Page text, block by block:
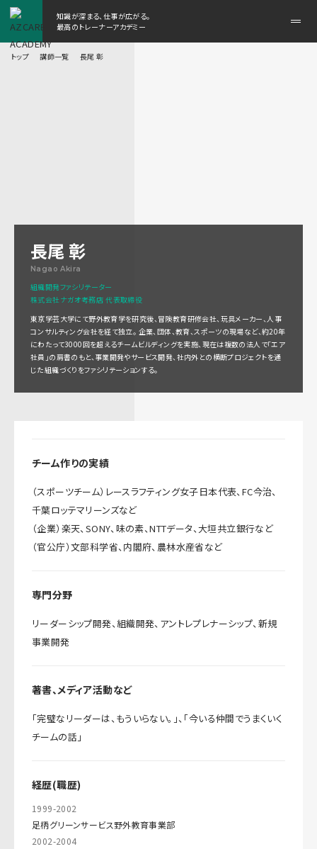
知識が深まる、仕事が広がる。
最高のトレーナーアカデミー
ニ
トップ 講師一覧 長尾 彰
長尾 彰
Nagao Akira
組織開発ファシリテーター
株式会社ナガオ考務店 代表取締役
東京学芸大学にて野外教育学を研究後、冒険教育研修会社、玩具メーカー、人事
コンサルティング会社を経て独立。 企業、団体、教育、スポーツの現場など、約20年
にわたって3000回を超えるチームビルディングを実施、現在は複数の法人で「エア
社員」の肩書のもと、事業開発やサービス開発、社内外との横断プロジェクトを通
じた組織づくりをファシリテーションする。
チーム作りの実績
（スポーツチーム）レースラフティング女子日本代表、FC今治、
千葉ロッテマリーンズなど
（企業）楽天、SONY、味の素、NTTデータ、大垣共立銀行など
（官公庁）文部科学省、内閣府、農林水産省など
専門分野
リーダーシップ開発、組織開発、アントレプレナーシップ、新規
事業開発
著書、メディア活動など
「完璧なリーダーは、もういらない。」、「今いる仲間でうまくいく
チームの話」
経歴(職歴)
1999-2002
足柄グリーンサービス野外教育事業部
2002-2004